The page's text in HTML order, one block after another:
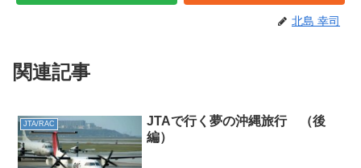
北島 幸司
関連記事
JTA/RAC
JTAで行く夢の沖縄旅行 （後
編）